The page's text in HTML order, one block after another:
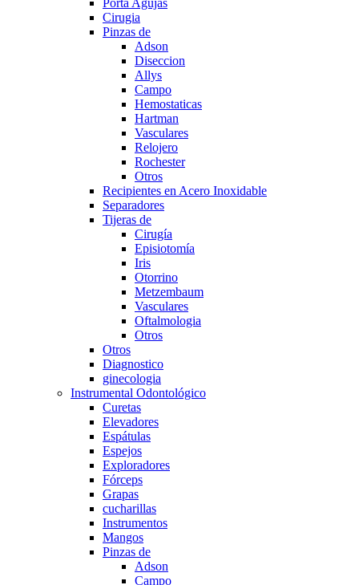
Porta Agujas
Cirugia
Pinzas de
Adson
Diseccion
Allys
Campo
Hemostaticas
Hartman
Vasculares
Relojero
Rochester
Otros
Recipientes en Acero Inoxidable
Separadores
Tijeras de
Cirugía
Episiotomía
Iris
Otorrino
Metzembaum
Vasculares
Oftalmologia
Otros
Otros
Diagnostico
ginecologia
Instrumental Odontológico
Curetas
Elevadores
Espátulas
Espejos
Exploradores
Fórceps
Grapas
cucharillas
Instrumentos
Mangos
Pinzas de
Adson
Campo